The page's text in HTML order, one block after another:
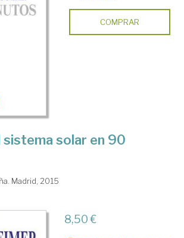
COMPRAR
sistema solar en 90
Madrid, 2015
8,50 €